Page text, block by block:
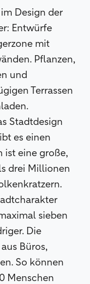
Design der
Entwürfe
mit
Pflanzen,
und
Terrassen
Stadtdesign
es einen
ist eine große,
drei Millionen
sieben
Die
Büros,
So können
Menschen